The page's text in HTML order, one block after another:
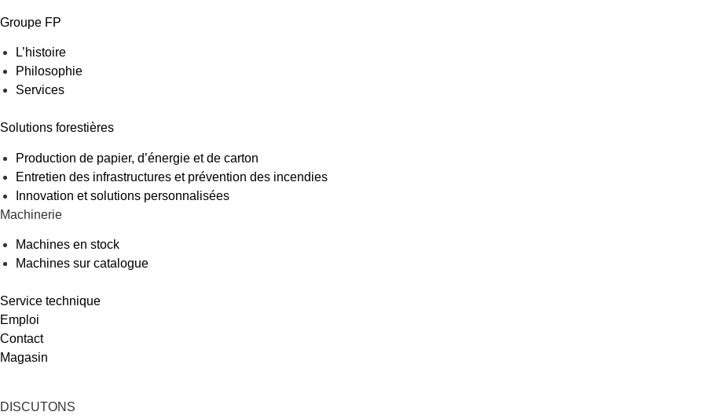
Groupe FP
L’histoire
Philosophie
Services
Solutions forestières
Production de papier, d’énergie et de carton
Entretien des infrastructures et prévention des incendies
Innovation et solutions personnalisées
Machinerie
Machines en stock
Machines sur catalogue
Service technique
Emploi
Contact
Magasin
DISCUTONS